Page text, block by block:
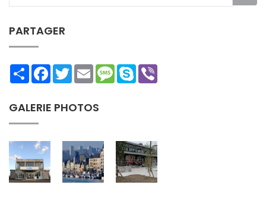
PARTAGER
ShareFacebookTwitterEmailMessage
Skype
GALERIE PHOTOS